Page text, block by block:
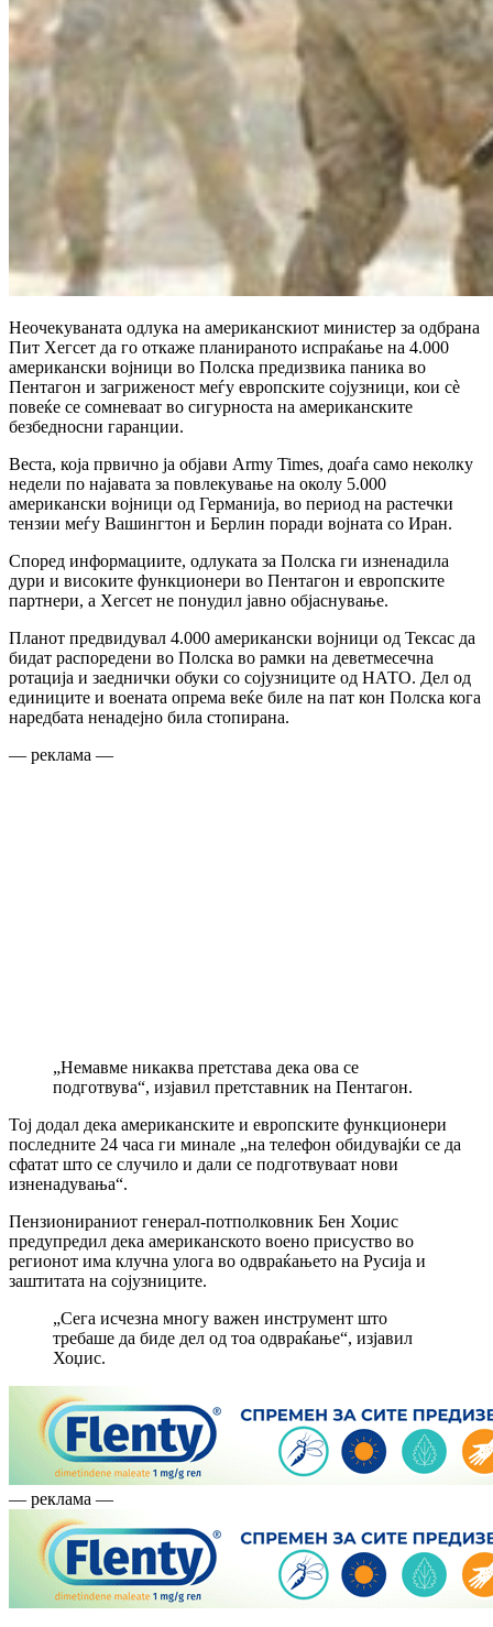
Неочекуваната одлука на американскиот министер за одбрана
Пит Хегсет да го откаже планираното испраќање на 4.000
американски војници во Полска предизвика паника во
Пентагон и загриженост меѓу европските сојузници, кои сè
повеќе се сомневаат во сигурноста на американските
безбедносни гаранции.
Веста, која првично ја објави Army Times, доаѓа само неколку
недели по најавата за повлекување на околу 5.000
американски војници од Германија, во период на растечки
тензии меѓу Вашингтон и Берлин поради војната со Иран.
Според информациите, одлуката за Полска ги изненадила
дури и високите функционери во Пентагон и европските
партнери, а Хегсет не понудил јавно објаснување.
Планот предвидувал 4.000 американски војници од Тексас да
бидат распоредени во Полска во рамки на деветмесечна
ротација и заеднички обуки со сојузниците од НАТО. Дел од
единиците и воената опрема веќе биле на пат кон Полска кога
наредбата ненадејно била стопирана.
— реклама —
„Немавме никаква претстава дека ова се
подготвува“, изјавил претставник на Пентагон.
Тој додал дека американските и европските функционери
последните 24 часа ги минале „на телефон обидувајќи се да
сфатат што се случило и дали се подготвуваат нови
изненадувања“.
Пензионираниот генерал-потполковник Бен Хоџис
предупредил дека американското воено присуство во
регионот има клучна улога во одвраќањето на Русија и
заштитата на сојузниците.
„Сега исчезна многу важен инструмент што
требаше да биде дел од тоа одвраќање“, изјавил
Хоџис.
— реклама —